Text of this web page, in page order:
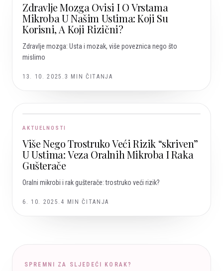
Zdravlje Mozga Ovisi I O Vrstama
Mikroba U Našim Ustima: Koji Su
Korisni, A Koji Rizični?
Zdravlje mozga: Usta i mozak, više poveznica nego što
mislimo
13. 10. 2025. 3 MIN ČITANJA
AKTUELNOSTI
Više Nego Trostruko Veći Rizik “skriven”
U Ustima: Veza Oralnih Mikroba I Raka
Gušterače
Oralni mikrobi i rak gušterače: trostruko veći rizik?
6. 10. 2025. 4 MIN ČITANJA
SPREMNI ZA SLJEDEĆI KORAK?